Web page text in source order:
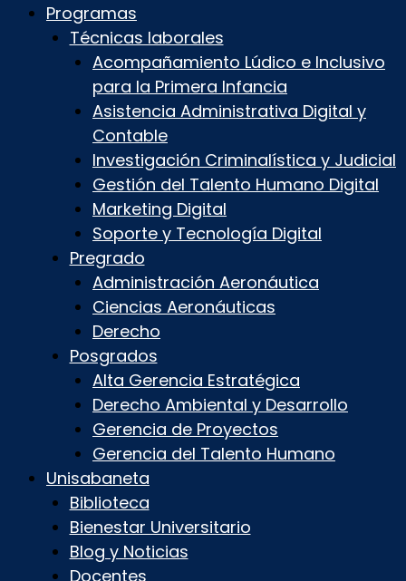
Programas
Técnicas laborales
Acompañamiento Lúdico e Inclusivo
para la Primera Infancia
Asistencia Administrativa Digital y
Contable
Investigación Criminalística y Judicial
Gestión del Talento Humano Digital
Marketing Digital
Soporte y Tecnología Digital
Pregrado
Administración Aeronáutica
Ciencias Aeronáuticas
Derecho
Posgrados
Alta Gerencia Estratégica
Derecho Ambiental y Desarrollo
Gerencia de Proyectos
Gerencia del Talento Humano
Unisabaneta
Biblioteca
Bienestar Universitario
Blog y Noticias
Docentes